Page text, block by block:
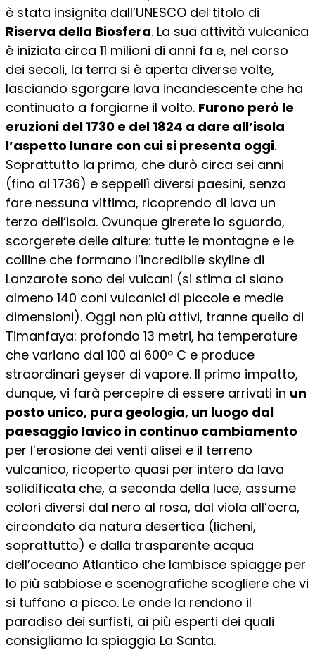
è stata insignita dall’UNESCO del titolo di
Riserva della Biosfera. La sua attività vulcanica
è iniziata circa 11 milioni di anni fa e, nel corso
dei secoli, la terra si è aperta diverse volte,
lasciando sgorgare lava incandescente che ha
continuato a forgiarne il volto. Furono però le
eruzioni del 1730 e del 1824 a dare all’isola
l’aspetto lunare con cui si presenta oggi.
Soprattutto la prima, che durò circa sei anni
(fino al 1736) e seppellì diversi paesini, senza
fare nessuna vittima, ricoprendo di lava un
terzo dell’isola. Ovunque girerete lo sguardo,
scorgerete delle alture: tutte le montagne e le
colline che formano l’incredibile skyline di
Lanzarote sono dei vulcani (si stima ci siano
almeno 140 coni vulcanici di piccole e medie
dimensioni). Oggi non più attivi, tranne quello di
Timanfaya: profondo 13 metri, ha temperature
che variano dai 100 ai 600° C e produce
straordinari geyser di vapore. Il primo impatto,
dunque, vi farà percepire di essere arrivati in un
posto unico, pura geologia, un luogo dal
paesaggio lavico in continuo cambiamento
per l’erosione dei venti alisei e il terreno
vulcanico, ricoperto quasi per intero da lava
solidificata che, a seconda della luce, assume
colori diversi dal nero al rosa, dal viola all’ocra,
circondato da natura desertica (licheni,
soprattutto) e dalla trasparente acqua
dell’oceano Atlantico che lambisce spiagge per
lo più sabbiose e scenografiche scogliere che vi
si tuffano a picco. Le onde la rendono il
paradiso dei surfisti, ai più esperti dei quali
consigliamo la spiaggia La Santa.